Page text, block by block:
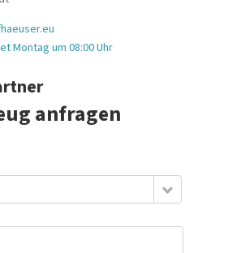
Montag um 08:00 Uhr
anfragen